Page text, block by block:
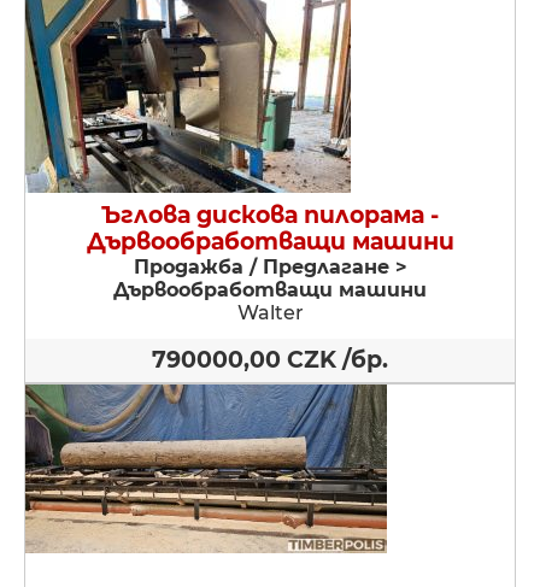
Ъглова дискова пилорама -
Дървообработващи машини
Продажба / Предлагане >
Дървообработващи машини
Walter
790000,00 CZK /бр.